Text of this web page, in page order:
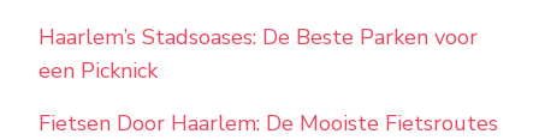
Haarlem’s Stadsoases: De Beste Parken voor
een Picknick
Fietsen Door Haarlem: De Mooiste Fietsroutes